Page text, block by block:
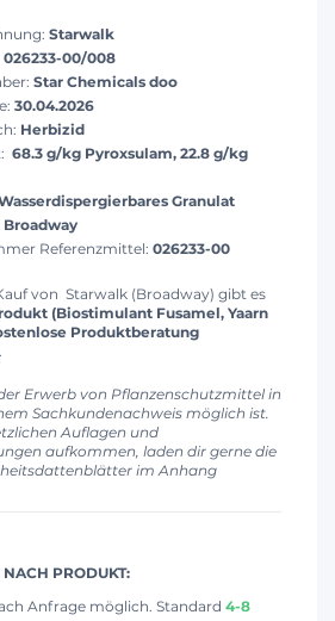
Starwalk
026233-00/008
Star Chemicals doo
30.04.2026
Herbizid
68.3 g/kg Pyroxsulam, 22.8 g/kg
Granulat
Broadway
Referenzmittel: 026233-00
von Starwalk (Broadway) gibt es
(Biostimulant Fusamel, Yaarn
Produktberatung
.
Erwerb von Pflanzenschutzmittel in
Sachkundenachweis möglich ist.
Auflagen und
aufkommen, laden dir gerne die
im Anhang
NACH PRODUKT:
Anfrage möglich. Standard 4-8